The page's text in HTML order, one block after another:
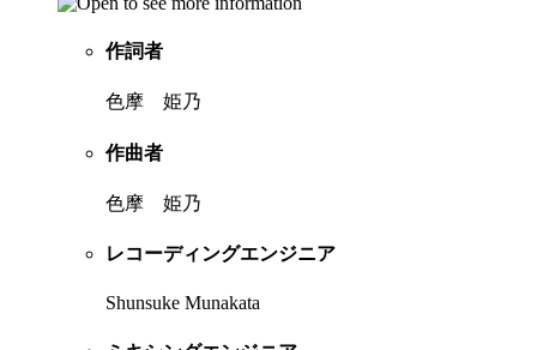
作詞者
色摩 姫乃
作曲者
色摩 姫乃
レコーディングエンジニア
Shunsuke Munakata